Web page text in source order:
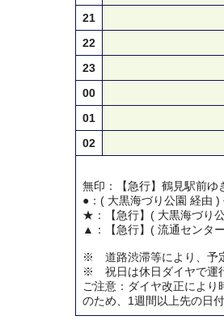
21
22
23
00
01
02
無印：【急行】鶴見駅前ゆ
●：( 大黒海づり公園 経由 )
★：【急行】( 大黒海づり
▲：【急行】( 流通センタ
※ 道路渋滞等により、予
※ 祝日は休日ダイヤで運
ご注意：ダイヤ改正によ
のため、1週間以上先の日